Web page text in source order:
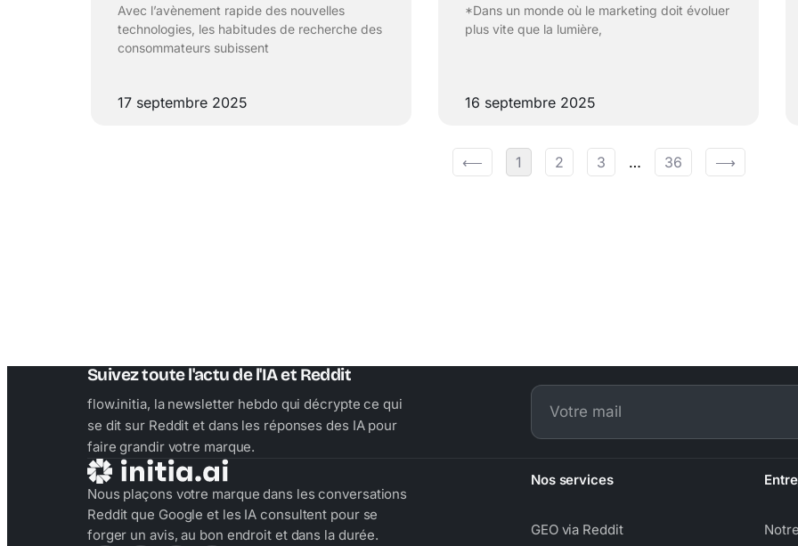
données cruciales
Avec l’avènement rapide des nouvelles
technologies, les habitudes de recherche des
consommateurs subissent
17 septembre 2025
*Dans un monde où le marketing doit évoluer
plus vite que la lumière,
16 septembre 2025
⟵ 1 2 3 … 36 ⟶
Suivez toute l'actu de l'IA et Reddit
flow.initia, la newsletter hebdo qui décrypte ce qui
se dit sur Reddit et dans les réponses des IA pour
faire grandir votre marque.
Nous plaçons votre marque dans les conversations
Reddit que Google et les IA consultent pour se
forger un avis, au bon endroit et dans la durée.
Nos services
GEO via Reddit